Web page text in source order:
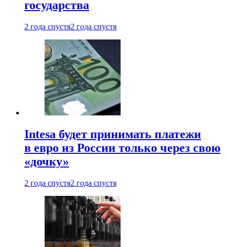
государства
2 года спустя2 года спустя
Intesa будет принимать платежи
в евро из России только через свою
«дочку»
2 года спустя2 года спустя